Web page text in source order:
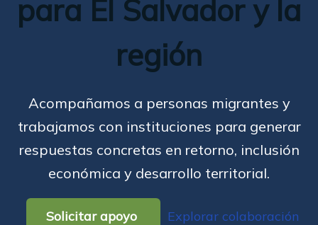
para El Salvador y la
región
Acompañamos a personas migrantes y
trabajamos con instituciones para generar
respuestas concretas en retorno, inclusión
económica y desarrollo territorial.
Solicitar apoyo Explorar colaboración